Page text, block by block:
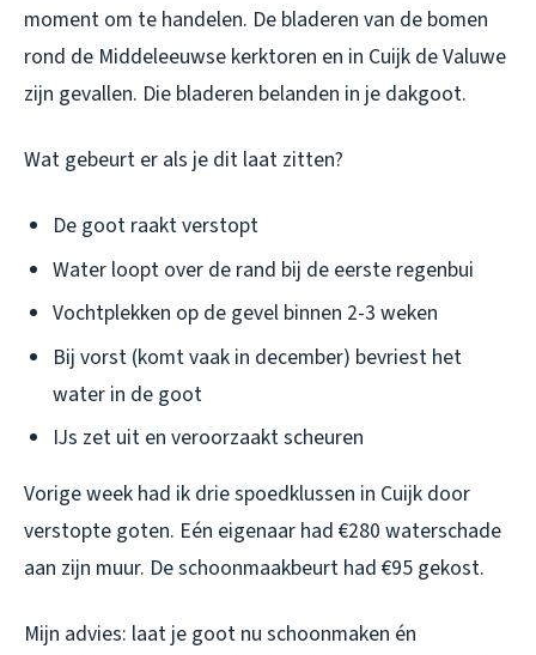
moment om te handelen. De bladeren van de bomen
rond de Middeleeuwse kerktoren en in Cuijk de Valuwe
zijn gevallen. Die bladeren belanden in je dakgoot.
Wat gebeurt er als je dit laat zitten?
De goot raakt verstopt
Water loopt over de rand bij de eerste regenbui
Vochtplekken op de gevel binnen 2-3 weken
Bij vorst (komt vaak in december) bevriest het
water in de goot
IJs zet uit en veroorzaakt scheuren
Vorige week had ik drie spoedklussen in Cuijk door
verstopte goten. Eén eigenaar had €280 waterschade
aan zijn muur. De schoonmaakbeurt had €95 gekost.
Mijn advies: laat je goot nu schoonmaken én